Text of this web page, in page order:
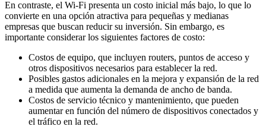
En contraste, el Wi-Fi presenta un costo inicial más bajo, lo que lo
convierte en una opción atractiva para pequeñas y medianas
empresas que buscan reducir su inversión. Sin embargo, es
importante considerar los siguientes factores de costo:
Costos de equipo, que incluyen routers, puntos de acceso y
otros dispositivos necesarios para establecer la red.
Posibles gastos adicionales en la mejora y expansión de la red
a medida que aumenta la demanda de ancho de banda.
Costos de servicio técnico y mantenimiento, que pueden
aumentar en función del número de dispositivos conectados y
el tráfico en la red.